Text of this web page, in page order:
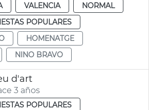
VALENCIA
NORMAL
POPULARES
HOMENATGE
NINO BRAVO
d'art
3 años
POPULARES